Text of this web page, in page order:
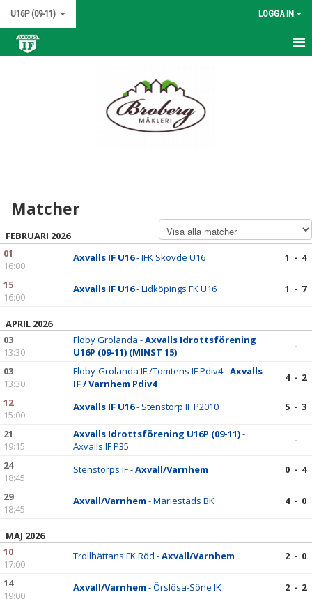
U16P (09-11) LOGGA IN
DOKUMENT
KONTAKT
Matcher
FEBRUARI 2026
01
16:00
Axvalls IF U16- IFK Skövde U16 1 - 4
15
16:00
Axvalls IF U16- Lidköpings FK U16 1 - 7
APRIL 2026
03
13:30
Floby Grolanda -Axvalls Idrottsförening
U16P (09-11) (MINST 15)
-
03
13:30
Floby-Grolanda IF /Tomtens IF Pdiv4 -Axvalls
IF / Varnhem Pdiv4
4 - 2
12
15:00
Axvalls IF U16- Stenstorp IF P2010 5 - 3
21
19:15
Axvalls Idrottsförening U16P (09-11)-
Axvalls IF P35
-
24
18:45
Stenstorps IF -Axvall/Varnhem 0 - 4
29
18:45
Axvall/Varnhem - Mariestads BK 4 - 0
MAJ 2026
10
17:00
Trollhättans FK Röd -Axvall/Varnhem 2 - 0
14
19:00
Axvall/Varnhem - Örslösa-Söne IK 2 - 2